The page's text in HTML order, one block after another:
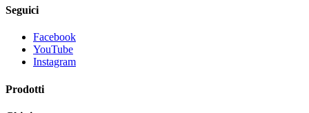
Seguici
Facebook
YouTube
Instagram
Prodotti